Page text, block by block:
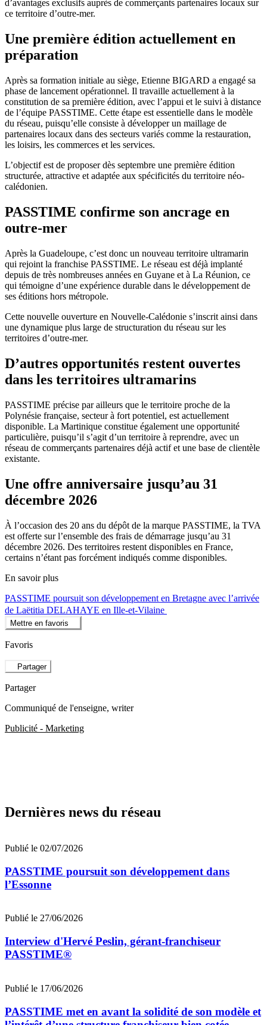
d’avantages exclusifs auprès de commerçants partenaires locaux sur
ce territoire d’outre-mer.
Une première édition actuellement en
préparation
Après sa formation initiale au siège, Etienne BIGARD a engagé sa
phase de lancement opérationnel. Il travaille actuellement à la
constitution de sa première édition, avec l’appui et le suivi à distance
de l’équipe PASSTIME. Cette étape est essentielle dans le modèle
du réseau, puisqu’elle consiste à développer un maillage de
partenaires locaux dans des secteurs variés comme la restauration,
les loisirs, les commerces et les services.
L’objectif est de proposer dès septembre une première édition
structurée, attractive et adaptée aux spécificités du territoire néo-
calédonien.
PASSTIME confirme son ancrage en
outre-mer
Après la Guadeloupe, c’est donc un nouveau territoire ultramarin
qui rejoint la franchise PASSTIME. Le réseau est déjà implanté
depuis de très nombreuses années en Guyane et à La Réunion, ce
qui témoigne d’une expérience durable dans le développement de
ses éditions hors métropole.
Cette nouvelle ouverture en Nouvelle-Calédonie s’inscrit ainsi dans
une dynamique plus large de structuration du réseau sur les
territoires d’outre-mer.
D’autres opportunités restent ouvertes
dans les territoires ultramarins
PASSTIME précise par ailleurs que le territoire proche de la
Polynésie française, secteur à fort potentiel, est actuellement
disponible. La Martinique constitue également une opportunité
particulière, puisqu’il s’agit d’un territoire à reprendre, avec un
réseau de commerçants partenaires déjà actif et une base de clientèle
existante.
Une offre anniversaire jusqu’au 31
décembre 2026
À l’occasion des 20 ans du dépôt de la marque PASSTIME, la TVA
est offerte sur l’ensemble des frais de démarrage jusqu’au 31
décembre 2026. Des territoires restent disponibles en France,
certains n’étant pas forcément indiqués comme disponibles.
En savoir plus
PASSTIME poursuit son développement en Bretagne avec l’arrivée
de Laëtitia DELAHAYE en Ille-et-Vilaine
Mettre en favoris
Favoris
Partager
Partager
Communiqué de l'enseigne, writer
Publicité - Marketing
Dernières news du réseau
Publié le 02/07/2026
PASSTIME poursuit son développement dans
l’Essonne
Publié le 27/06/2026
Interview d'Hervé Peslin, gérant-franchiseur
PASSTIME®
Publié le 17/06/2026
PASSTIME met en avant la solidité de son modèle et